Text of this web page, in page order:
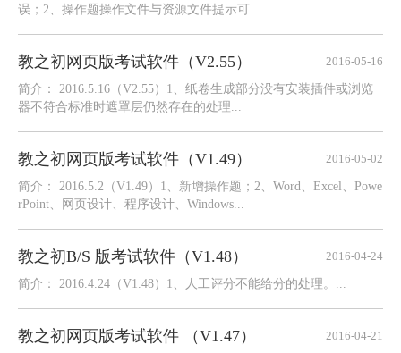
误；2、操作题操作文件与资源文件提示可...
教之初网页版考试软件（V2.55） 2016-05-16
简介： 2016.5.16（V2.55）1、纸卷生成部分没有安装插件或浏览
器不符合标准时遮罩层仍然存在的处理...
教之初网页版考试软件（V1.49） 2016-05-02
简介： 2016.5.2（V1.49）1、新增操作题；2、Word、Excel、Powe
rPoint、网页设计、程序设计、Windows...
教之初B/S 版考试软件（V1.48） 2016-04-24
简介： 2016.4.24（V1.48）1、人工评分不能给分的处理。...
教之初网页版考试软件 （V1.47） 2016-04-21